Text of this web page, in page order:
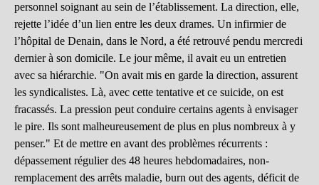
personnel soignant au sein de l’établissement. La direction, elle,
rejette l’idée d’un lien entre les deux drames. Un infirmier de
l’hôpital de Denain, dans le Nord, a été retrouvé pendu mercredi
dernier à son domicile. Le jour même, il avait eu un entretien
avec sa hiérarchie. "On avait mis en garde la direction, assurent
les syndicalistes. Là, avec cette tentative et ce suicide, on est
fracassés. La pression peut conduire certains agents à envisager
le pire. Ils sont malheureusement de plus en plus nombreux à y
penser." Et de mettre en avant des problèmes récurrents :
dépassement régulier des 48 heures hebdomadaires, non-
remplacement des arrêts maladie, burn out des agents, déficit de